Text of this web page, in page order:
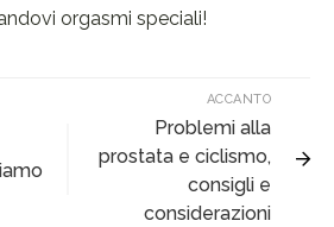
orgasmi speciali!
ACCANTO
Problemi alla
prostata e ciclismo,
consigli e
considerazioni